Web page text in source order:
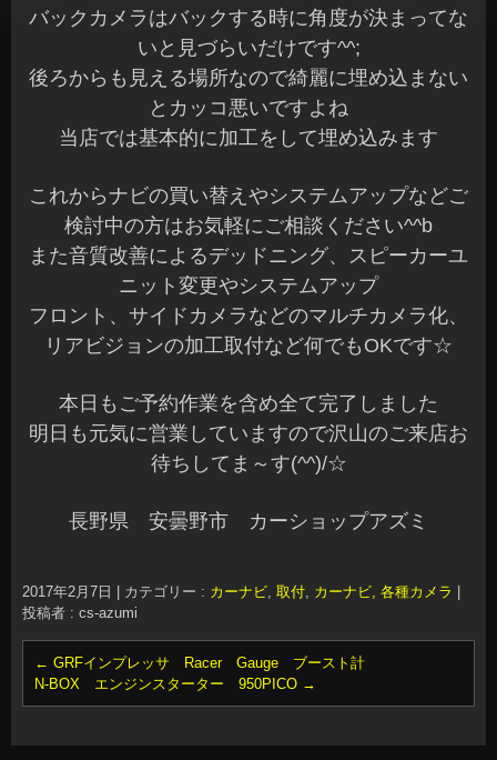
バックカメラはバックする時に角度が決まってな
いと見づらいだけです^^;
後ろからも見える場所なので綺麗に埋め込まない
とカッコ悪いですよね
当店では基本的に加工をして埋め込みます
これからナビの買い替えやシステムアップなどご
検討中の方はお気軽にご相談ください^^b
また音質改善によるデッドニング、スピーカーユ
ニット変更やシステムアップ
フロント、サイドカメラなどのマルチカメラ化、
リアビジョンの加工取付など何でもOKです☆
本日もご予約作業を含め全て完了しました
明日も元気に営業していますので沢山のご来店お
待ちしてま～す(^^)/☆
長野県 安曇野市 カーショップアズミ
2017年2月7日 カテゴリー : カーナビ, 取付, カーナビ, 各種カメラ
投稿者 : cs-azumi
← GRFインプレッサ Racer Gauge ブースト計
N-BOX エンジンスターター 950PICO →